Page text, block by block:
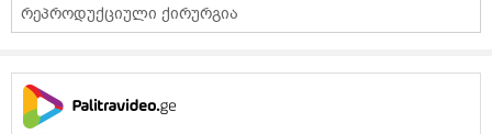
რეპროდუქციული ქირურგია